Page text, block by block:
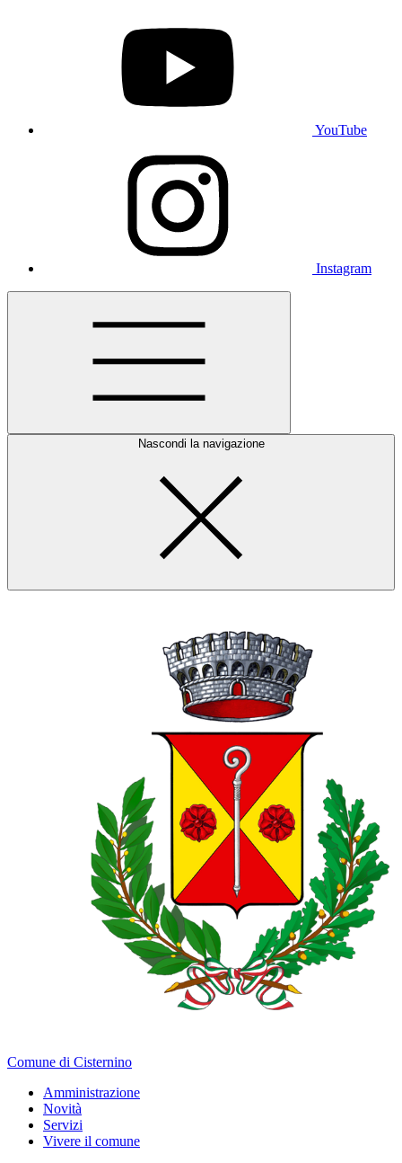
YouTube
Instagram
Nascondi la navigazione
Comune di Cisternino
Amministrazione
Novità
Servizi
Vivere il comune